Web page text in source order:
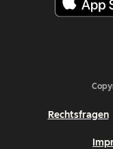
Rechtsfragen